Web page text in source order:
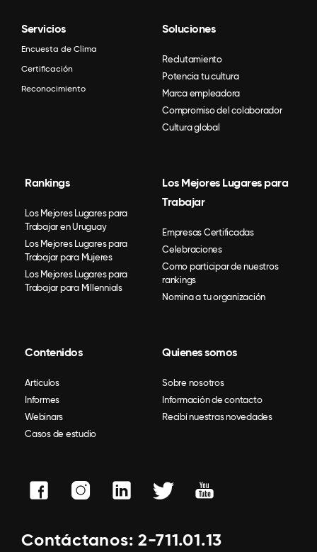
Servicios
Encuesta de Clima
Certificación
Reconocimiento
Soluciones
Reclutamiento
Potencia tu cultura
Marca empleadora
Compromiso del colaborador
Cultura global
Rankings
Los Mejores Lugares para
Trabajar en Uruguay
Los Mejores Lugares para
Trabajar para Mujeres
Los Mejores Lugares para
Trabajar para Millennials
Los Mejores Lugares para
Trabajar
Empresas Certificadas
Celebraciones
Como participar de nuestros
rankings
Nomina a tu organización
Contenidos
Artículos
Informes
Webinars
Casos de estudio
Quienes somos
Sobre nosotros
Información de contacto
Recibí nuestras novedades
Contáctanos: 2-711.01.13